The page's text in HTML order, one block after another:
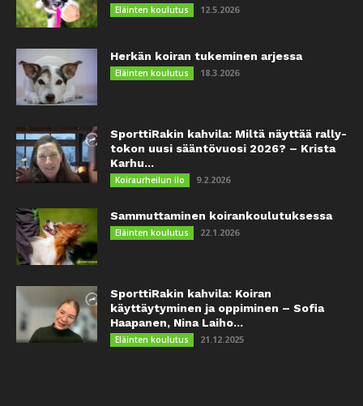
Eläinten koulutus 12.5.2026
Herkän koiran tukeminen arjessa
Eläinten koulutus 18.3.2026
SporttiRakin kahvila: Miltä näyttää rally-
tokon uusi sääntövuosi 2026? – Krista
Karhu...
Koiraurheilun ilo 9.2.2026
Sammuttaminen koirankoulutuksessa
Eläinten koulutus 22.1.2026
SporttiRakin kahvila: Koiran
käyttäytyminen ja oppiminen – Sofia
Haapanen, Nina Laiho...
Eläinten koulutus 21.12.2025